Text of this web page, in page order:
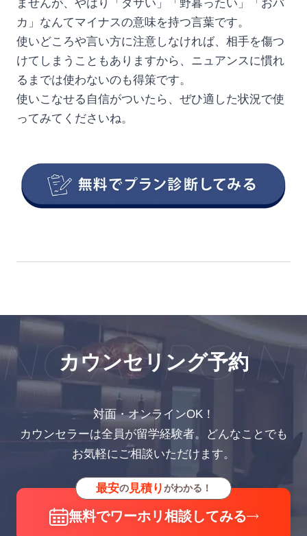
ませんが、やはり「ダサい」「野暮ったい」「おバ
カ」なんてマイナスの意味を持つ言葉です。
使いどころや言い方に注意しなければ、相手を傷つ
けてしまうこともありますから、ニュアンスに慣れ
るまでは使わないのも得策です。
使いこなせる自信がついたら、ぜひ適した状況で使
ってみてくださいね。
カウンセリング予約
対面・オンラインOK！
カウンセラーは全員が留学経験者。どんなことでも
お気軽にご相談いただけます。
最安の見積りがわかる！
無料でワーホリ相談してみる